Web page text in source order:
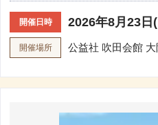
開催日時 2026年8月23日
開催場所 公益社 吹田会館